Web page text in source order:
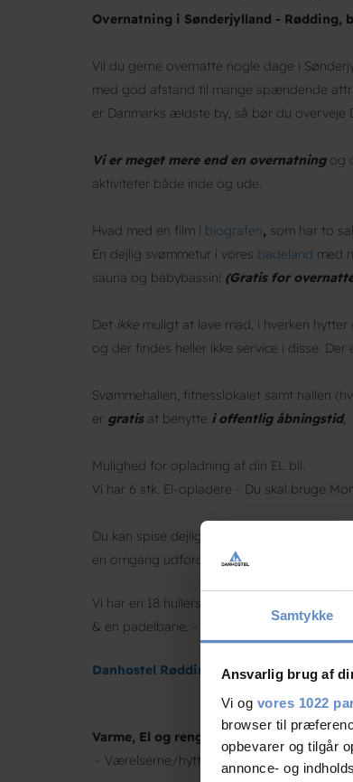
Samtykke
Ansvarlig brug af
Vi og vores 1022
browser til
opbevarer og tilgår
annonce- og
Overnatning i Sønderjylland - Rødding,
Vil du gerne overnatte nogle dage i
med god afstand til mange spændende
er Danmarks ældste by, så bør du overveje
Vi er meget mere end en overnatningog
aktiviteter både inde og ude.
Hvad med en film i biografen, som har to
En dejlig svømmetur i vores badeland med
sauna og babybassin! (Gratis for
Det ikke muligt at lave mad, i hverken
og der findes heller ikke service i disse.
Svømmehallen, fitnesslokalet samt hallen
er gratisat benytte i offentlig åbningstid,
Mulighed for opladning af din EL bil.
Vi har 6 stk. El-opladere - Du skal bruge
Du kan spise dejlig cafémad i vores
en omgang udfordrendebowling
Vi har en 18 hullers minigolfbane, stor
& en padelbane. - Se alle vores aktiviteter på
Danhostel Rødding afbestillingsregler
Varme, El og rengørings tillæg -
Fast
- Værelserne/hytterne skal være opryddet,